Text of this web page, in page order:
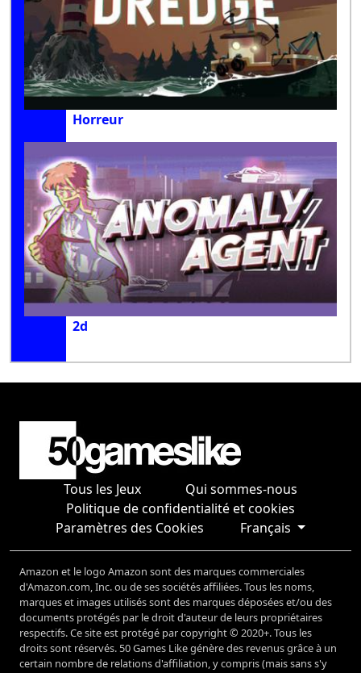
Horreur
2d
Tous les Jeux
Qui sommes-nous
Politique de confidentialité et cookies
Paramètres des Cookies
Français
Amazon et le logo Amazon sont des marques commerciales
d'Amazon.com, Inc. ou de ses sociétés affiliées. Tous les noms,
marques et images utilisés sont des marques déposées et/ou des
documents protégés par le droit d'auteur de leurs propriétaires
respectifs. Ce site est protégé par copyright © 2020+. Tous les
droits sont réservés. 50 Games Like génère des revenus grâce à un
certain nombre de relations d'affiliation, y compris (mais sans s'y